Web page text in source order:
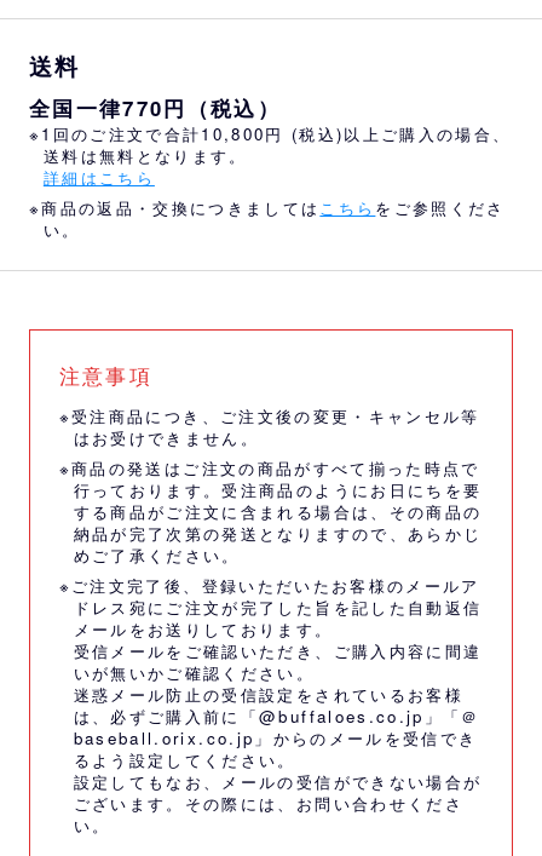
送料
全国一律770円（税込）
※1回のご注文で合計10,800円 (税込)以上ご購入の場合、
送料は無料となります。
詳細はこちら
※商品の返品・交換につきましては こちら をご参照くださ
い。
注意事項
※受注商品につき、ご注文後の変更・キャンセル等
はお受けできません。
※商品の発送はご注文の商品がすべて揃った時点で
行っております。受注商品のようにお日にちを要
する商品がご注文に含まれる場合は、その商品の
納品が完了次第の発送となりますので、あらかじ
めご了承ください。
※ご注文完了後、登録いただいたお客様のメールア
ドレス宛にご注文が完了した旨を記した自動返信
メールをお送りしております。
受信メールをご確認いただき、ご購入内容に間違
いが無いかご確認ください。
迷惑メール防止の受信設定をされているお客様
は、必ずご購入前に「@buffaloes.co.jp」「＠
baseball.orix.co.jp」からのメールを受信でき
るよう設定してください。
設定してもなお、メールの受信ができない場合が
ございます。その際には、 お問い合わせくださ
い。